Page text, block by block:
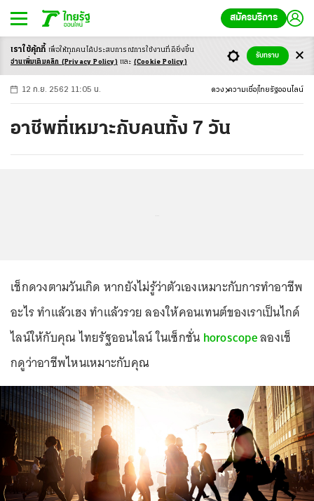
สมัครบริการ
-ก ก ก+
12 ก.ย. 2562 11:05 น. ดวง ความเชื่อ ไทยรัฐออนไลน์
อาชีพที่เหมาะกับคนทั้ง 7 วัน
เช็กดวงตามวันเกิด หากยังไม่รู้ว่าตัวเองเหมาะกับการทำอาชีพ
อะไร ทำแล้วเฮง ทำแล้วรวย ลองให้คอนเทนต์ของเราเป็นไกด์
ไลน์ให้กับคุณ ไทยรัฐออนไลน์ ในเซ็กชั่น horoscopeลองเช็
กดูว่าอาชีพไหนเหมาะกับคุณ
เราใช้คุ้กกี้ เพื่อให้ทุกคนได้ประสบการณ์การใช้งานที่ดียิ่งขึ้น
อ่านเพิ่มเติมคลิก (Privacy Policy) และ (Cookie Policy)
รับทราบ